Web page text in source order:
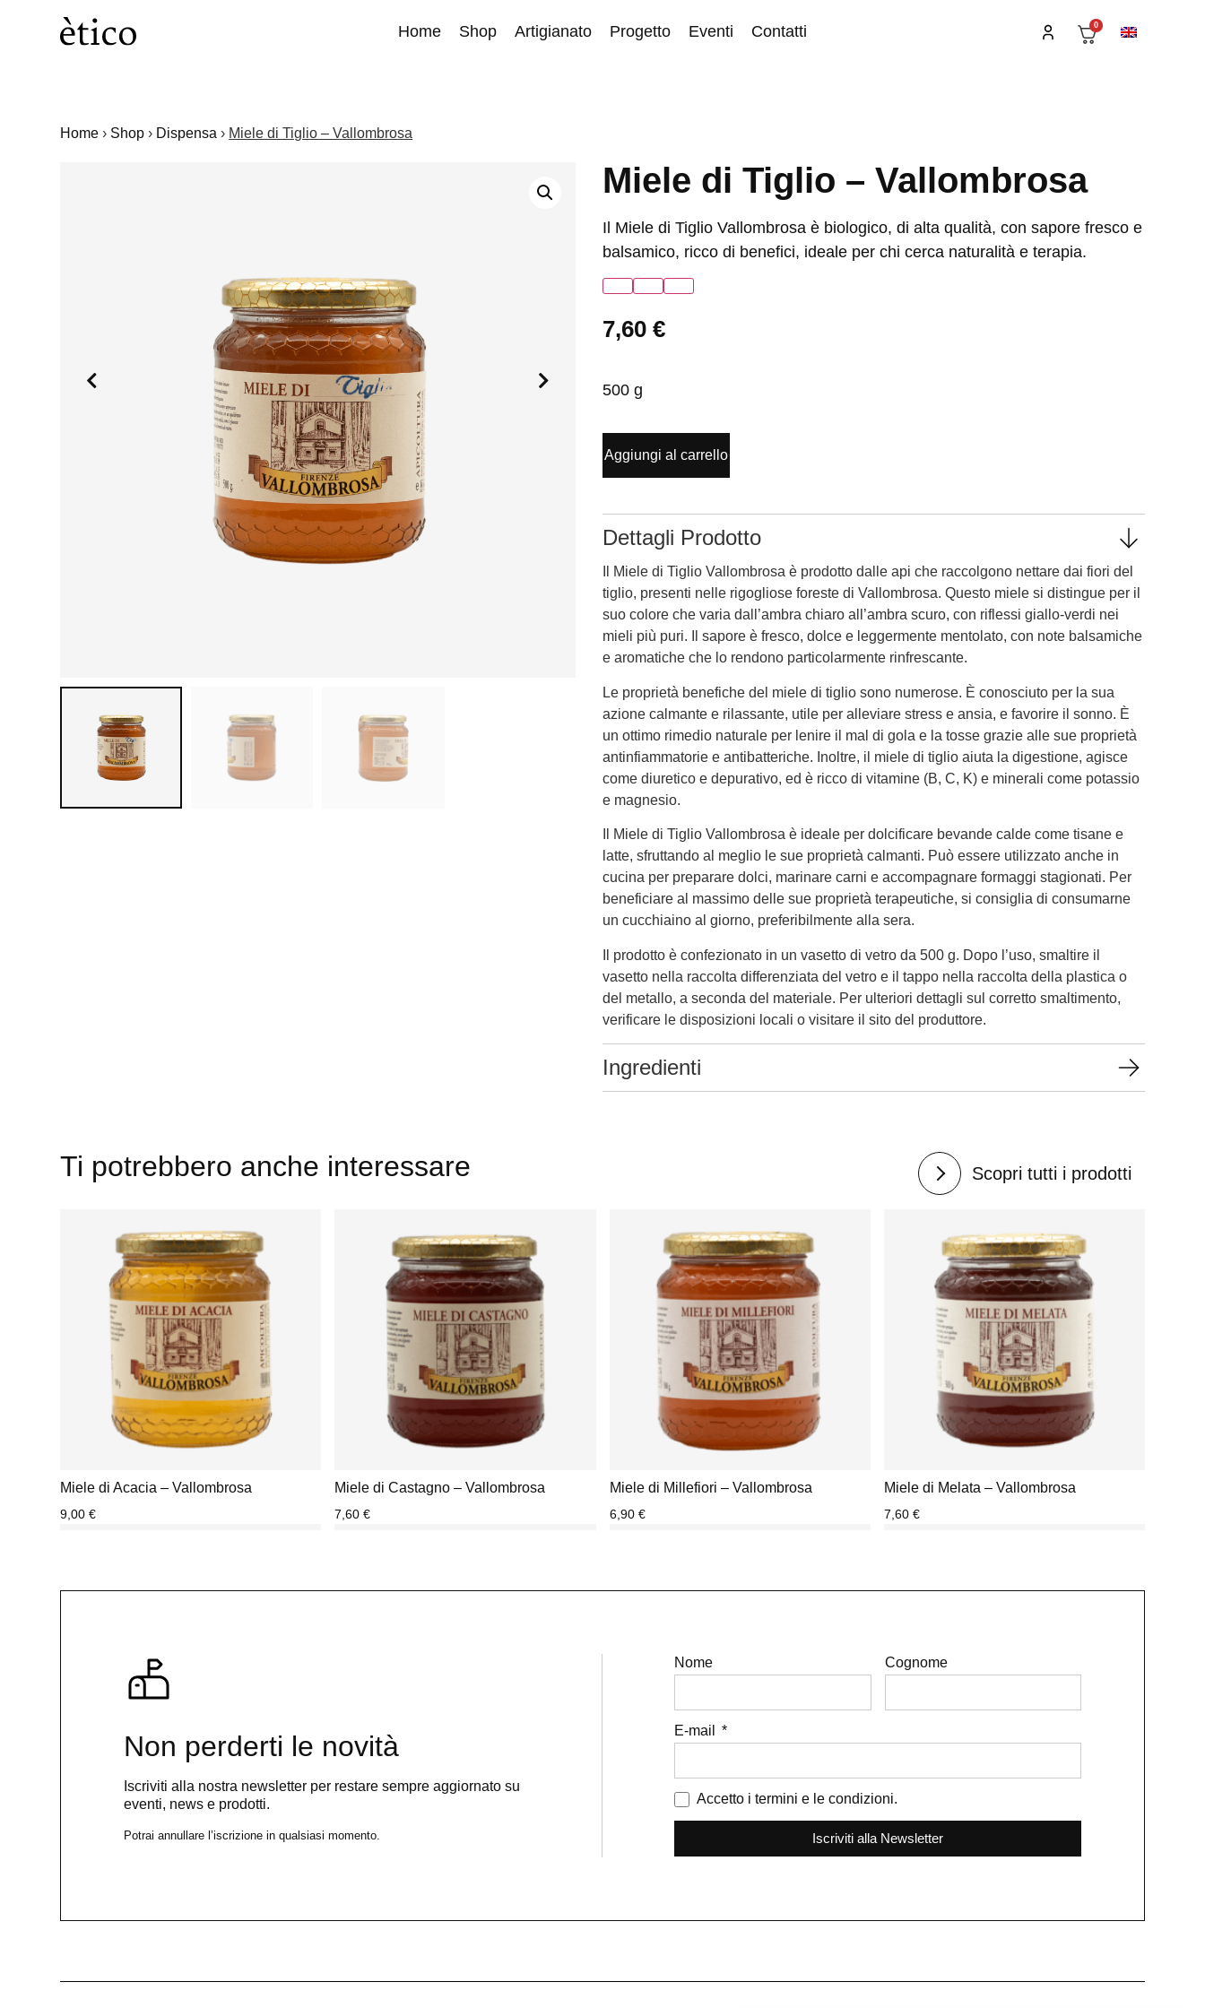
Home Shop Artigianato Progetto Eventi Contatti 0
Home › Shop › Dispensa › Miele di Tiglio – Vallombrosa
Miele di Tiglio – Vallombrosa
Il Miele di Tiglio Vallombrosa è biologico, di alta qualità, con sapore fresco e
balsamico, ricco di benefici, ideale per chi cerca naturalità e terapia.
7,60 €
500 g
Aggiungi al carrello
Dettagli Prodotto
Il Miele di Tiglio Vallombrosa è prodotto dalle api che raccolgono nettare dai fiori del
tiglio, presenti nelle rigogliose foreste di Vallombrosa. Questo miele si distingue per il
suo colore che varia dall’ambra chiaro all’ambra scuro, con riflessi giallo-verdi nei
mieli più puri. Il sapore è fresco, dolce e leggermente mentolato, con note balsamiche
e aromatiche che lo rendono particolarmente rinfrescante​.
Le proprietà benefiche del miele di tiglio sono numerose. È conosciuto per la sua
azione calmante e rilassante, utile per alleviare stress e ansia, e favorire il sonno. È
un ottimo rimedio naturale per lenire il mal di gola e la tosse grazie alle sue proprietà
antinfiammatorie e antibatteriche. Inoltre, il miele di tiglio aiuta la digestione, agisce
come diuretico e depurativo, ed è ricco di vitamine (B, C, K) e minerali come potassio
e magnesio​.
Il Miele di Tiglio Vallombrosa è ideale per dolcificare bevande calde come tisane e
latte, sfruttando al meglio le sue proprietà calmanti. Può essere utilizzato anche in
cucina per preparare dolci, marinare carni e accompagnare formaggi stagionati. Per
beneficiare al massimo delle sue proprietà terapeutiche, si consiglia di consumarne
un cucchiaino al giorno, preferibilmente alla sera​.
Il prodotto è confezionato in un vasetto di vetro da 500 g. Dopo l’uso, smaltire il
vasetto nella raccolta differenziata del vetro e il tappo nella raccolta della plastica o
del metallo, a seconda del materiale. Per ulteriori dettagli sul corretto smaltimento,
verificare le disposizioni locali o visitare il sito del produttore.
Ingredienti
Ti potrebbero anche interessare Scopri tutti i prodotti
Miele di Acacia – Vallombrosa
9,00€
Miele di Castagno – Vallombrosa
7,60€
Miele di Millefiori – Vallombrosa
6,90 €
Miele di Melata – Vallombrosa
7,60 €
Non perderti le novità
Iscriviti alla nostra newsletter per restare sempre aggiornato su
eventi, news e prodotti.
Potrai annullare l’iscrizione in qualsiasi momento.
Nome Cognome
E-mail
Accetto i termini e le condizioni.
Iscriviti alla Newsletter